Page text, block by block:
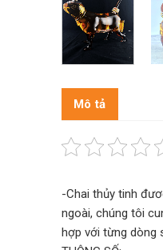
Mô tả
-Chai thủy tinh
ngoài, chúng tôi
hợp với từng dòng